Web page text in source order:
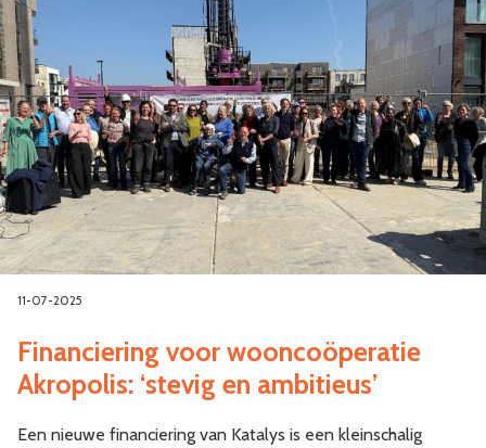
11-07-2025
Financiering voor wooncoöperatie
Akropolis: ‘stevig en ambitieus’
Een nieuwe financiering van Katalys is een kleinschalig